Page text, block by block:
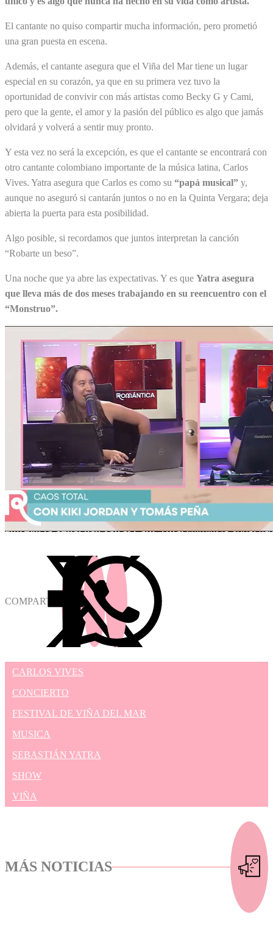
El cantante no quiso compartir mucha información, pero prometió
una gran puesta en escena.
Además, el cantante asegura que el Viña del Mar tiene un lugar
especial en su corazón, ya que en su primera vez tuvo la
oportunidad de convivir con más artistas como Becky G y Cami,
pero que la gente, el amor y la pasión del público es algo que jamás
olvidará y volverá a sentir muy pronto.
Y esta vez no será la excepción, es que el cantante se encontrará con
otro cantante colombiano importante de la música latina, Carlos
Vives. Yatra asegura que Carlos es como su “papá musical” y,
aunque no aseguró si cantarán juntos o no en la Quinta Vergara; deja
abierta la puerta para esta posibilidad.
Algo posible, si recordamos que juntos interpretan la canción
“Robarte un beso”.
Una noche que ya abre las expectativas. Y es que Yatra asegura
que lleva más de dos meses trabajando en su reencuentro con el
“Monstruo”.
COMPARTIR
CARLOS VIVES
CONCIERTO
FESTIVAL DE VIÑA DEL MAR
MUSICA
SEBASTIÁN YATRA
SHOW
VIÑA
MÁS NOTICIAS